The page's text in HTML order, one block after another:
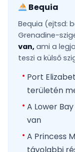
Bequia
Bequia (ejtsd:
Grenadine-
van, ami a
teszi a külső
Port
területén
A Lower
van
A Princess